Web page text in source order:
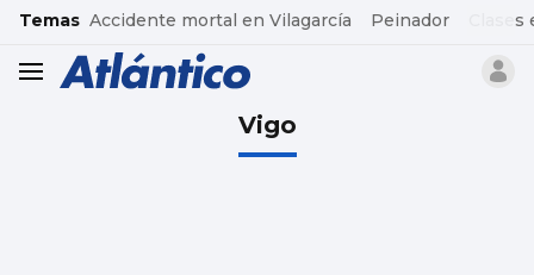
common.go-to-content
Temas Accidente mortal en Vilagarcía Peinador
header.menu.open
Vigo